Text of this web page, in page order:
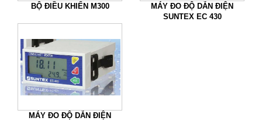
BỘ ĐIỀU KHIỂN M300
MÁY ĐO ĐỘ DẪN ĐIỆN
SUNTEX EC 430
MÁY ĐO ĐỘ DẪN ĐIỆN